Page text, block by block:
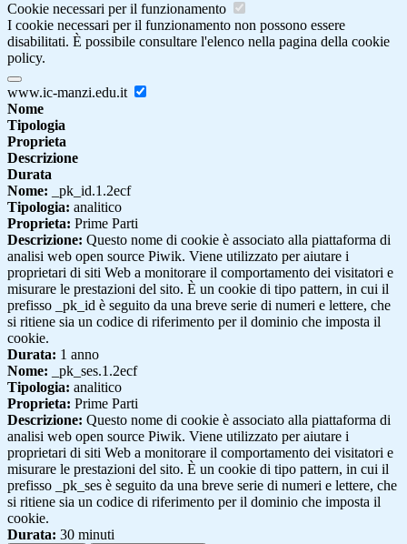
Cookie necessari per il funzionamento
I cookie necessari per il funzionamento non possono essere
disabilitati. È possibile consultare l'elenco nella pagina della cookie
policy.
www.ic-manzi.edu.it
Nome
Tipologia
Proprieta
Descrizione
Durata
Nome: _pk_id.1.2ecf
Tipologia: analitico
Proprieta: Prime Parti
Descrizione: Questo nome di cookie è associato alla piattaforma di
analisi web open source Piwik. Viene utilizzato per aiutare i
proprietari di siti Web a monitorare il comportamento dei visitatori e
misurare le prestazioni del sito. È un cookie di tipo pattern, in cui il
prefisso _pk_id è seguito da una breve serie di numeri e lettere, che
si ritiene sia un codice di riferimento per il dominio che imposta il
cookie.
Durata: 1 anno
Nome: _pk_ses.1.2ecf
Tipologia: analitico
Proprieta: Prime Parti
Descrizione: Questo nome di cookie è associato alla piattaforma di
analisi web open source Piwik. Viene utilizzato per aiutare i
proprietari di siti Web a monitorare il comportamento dei visitatori e
misurare le prestazioni del sito. È un cookie di tipo pattern, in cui il
prefisso _pk_ses è seguito da una breve serie di numeri e lettere, che
si ritiene sia un codice di riferimento per il dominio che imposta il
cookie.
Durata: 30 minuti